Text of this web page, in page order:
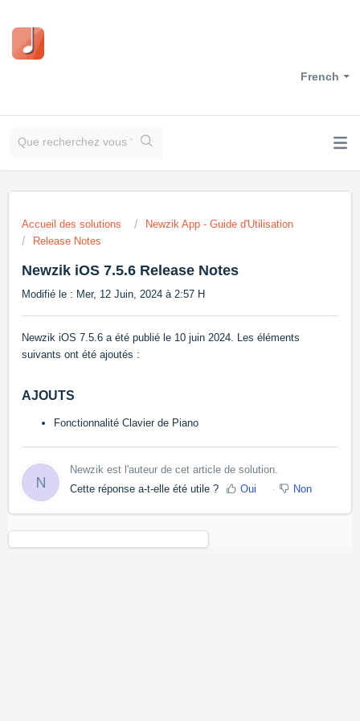
French
Accueil des solutions
Newzik App - Guide d'Utilisation
Release Notes
Newzik iOS 7.5.6 Release Notes
Modifié le : Mer, 12 Juin, 2024 à 2:57 H
Newzik iOS 7.5.6 a été publié le 10 juin 2024. Les éléments
suivants ont été ajoutés :
AJOUTS
Fonctionnalité Clavier de Piano
N
Newzik est l'auteur de cet article de solution.
Cette réponse a-t-elle été utile ?
Oui Non